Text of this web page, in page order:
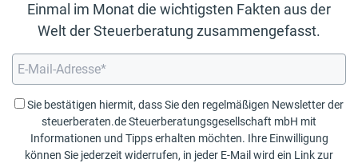
Einmal im Monat die wichtigsten Fakten aus der
Welt der Steuerberatung zusammengefasst.
Sie bestätigen hiermit, dass Sie den regelmäßigen Newsletter der
steuerberaten.de Steuerberatungsgesellschaft mbH mit
Informationen und Tipps erhalten möchten. Ihre Einwilligung
können Sie jederzeit widerrufen, in jeder E-Mail wird ein Link zur